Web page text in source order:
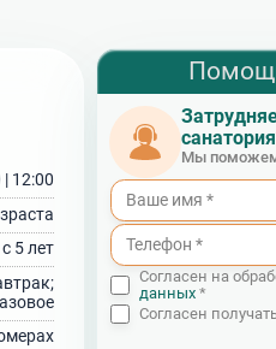
| 12:00
с 5 лет
Мы
Согласен на
данных*
Согласен